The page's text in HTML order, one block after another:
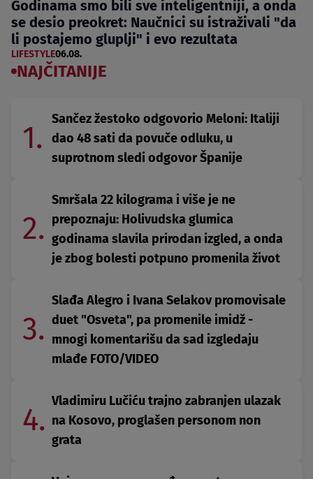
Godinama smo bili sve inteligentniji, a onda
se desio preokret: Naučnici su istraživali "da
li postajemo gluplji" i evo rezultata
LIFESTYLE06.08.
NAJČITANIJE
1.
Sančez žestoko odgovorio Meloni: Italiji
dao 48 sati da povuče odluku, u
suprotnom sledi odgovor Španije
2.
Smršala 22 kilograma i više je ne
prepoznaju: Holivudska glumica
godinama slavila prirodan izgled, a onda
je zbog bolesti potpuno promenila život
3.
Slađa Alegro i Ivana Selakov promovisale
duet "Osveta", pa promenile imidž -
mnogi komentarišu da sad izgledaju
mlađe FOTO/VIDEO
4.
Vladimiru Lučiću trajno zabranjen ulazak
na Kosovo, proglašen personom non
grata